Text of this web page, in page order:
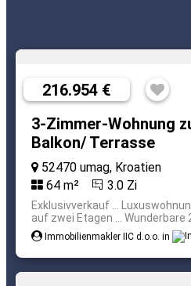
216.954 €
3-Zimmer-Wohnung
Balkon/ Terrasse
52470 umag, Kroatien
64 m²
3.0 Zi
Exklusivverkauf ...
auf zwei Etagen ... Wunderbare
Immobilienmakler IIC d.o.o. in